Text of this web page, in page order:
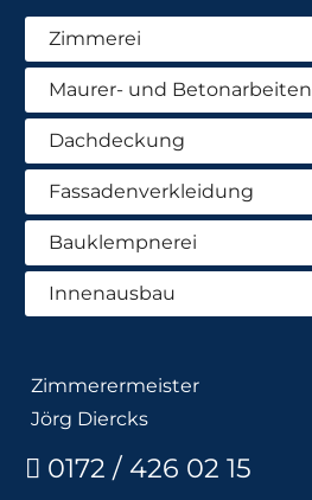
Zimmerei
Maurer- und Betonarbeiten
Dachdeckung
Fassadenverkleidung
Bauklempnerei
Innenausbau
Zimmerermeister
Jörg Diercks
0172 / 426 02 15